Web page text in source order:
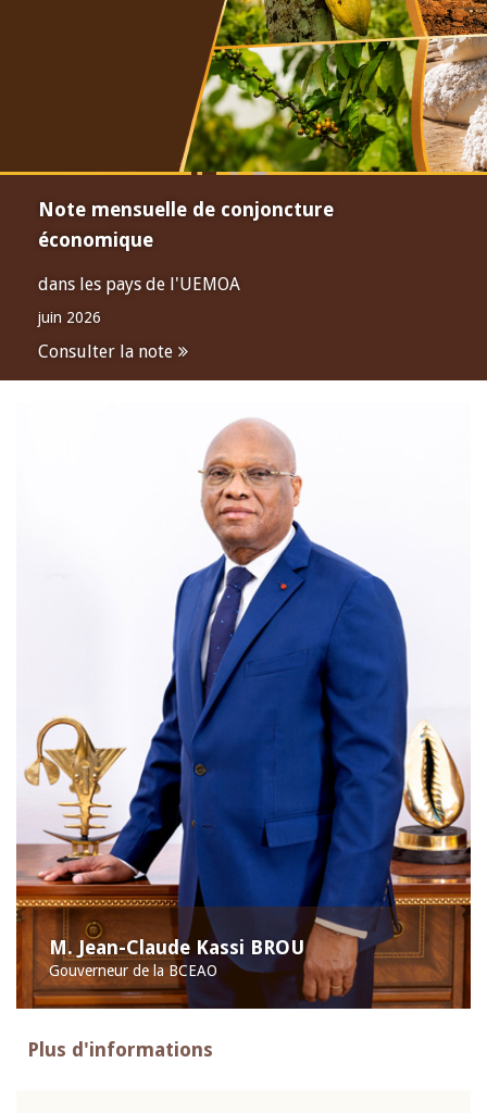
Note mensuelle de conjoncture
économique
dans les pays de l'UEMOA
juin 2026
Consulter la note
M. Jean-Claude Kassi BROU
Gouverneur de la BCEAO
Plus d'informations